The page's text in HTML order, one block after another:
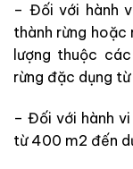
– Đối với hành
thành rừng hoặc
lượng thuộc
rừng đặc dụng
– Đối với hành
từ 400 m2 đến